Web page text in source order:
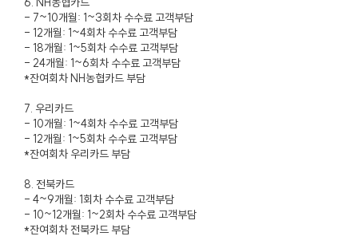
- 7~10개월: 1~3회차 수수료 고객부담
- 12개월: 1~4회차 수수료 고객부담
- 18개월: 1~5회차 수수료 고객부담
- 24개월: 1~6회차 수수료 고객부담
*잔여회차 NH농협카드 부담
7. 우리카드
- 10개월: 1~4회차 수수료 고객부담
- 12개월: 1~5회차 수수료 고객부담
*잔여회차 우리카드 부담
8. 전북카드
- 4~9개월: 1회차 수수료 고객부담
- 10~12개월: 1~2회차 수수료 고객부담
*잔여회차 전북카드 부담